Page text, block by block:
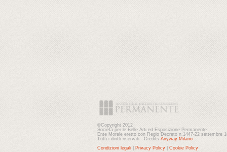
©Copyright 2012
Società per le Belle Arti ed Esposizione Permanente
Ente Morale eretto con Regio Decreto n.1447-22 settembre
Tutti i diritti riservati - Credits Anyway Milano
Condizioni legali
Privacy Policy Cookie Policy